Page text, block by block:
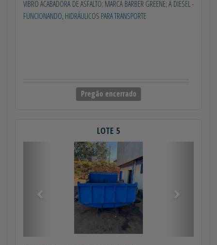
VIBRO ACABADORA DE ASFALTO; MARCA BARBER GREENE; À DIESEL -
FUNCIONANDO, HIDRÁULICOS PARA TRANSPORTE
Pregão encerrado
LOTE 5